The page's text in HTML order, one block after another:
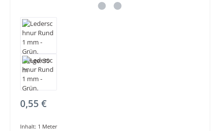
Regulärer Preis:
0,55 €
Inhalt: 1 Meter